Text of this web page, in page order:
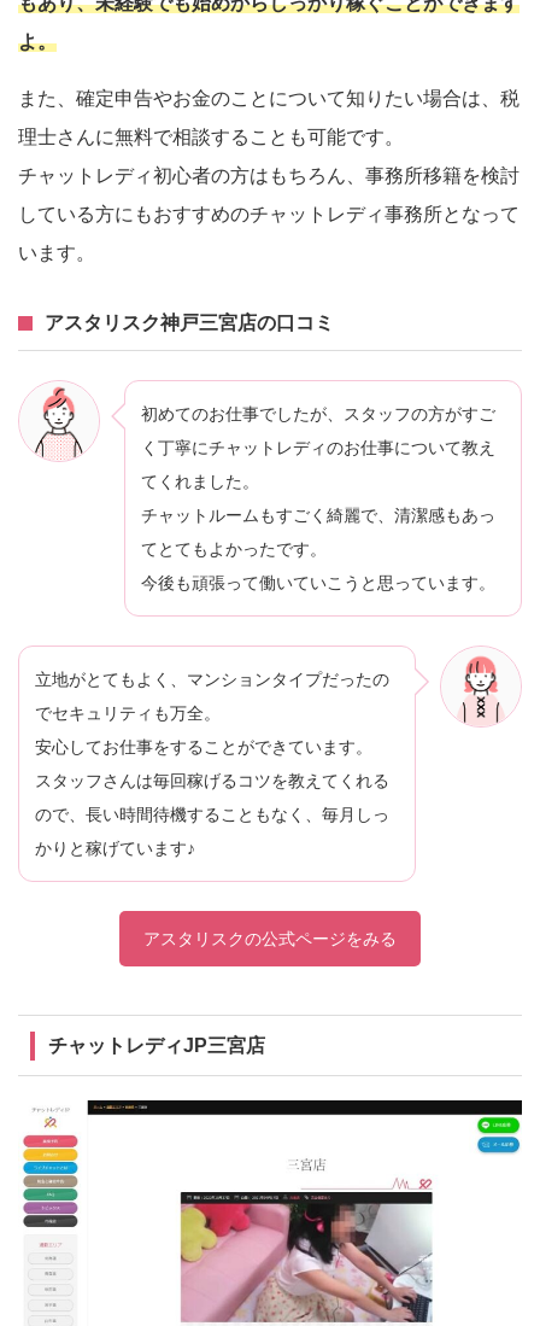
よ。
また、確定申告やお金のことについて知りたい場合は、税
理士さんに無料で相談することも可能です。
チャットレディ初心者の方はもちろん、事務所移籍を検討
している方にもおすすめのチャットレディ事務所となって
います。
アスタリスク神戸三宮店の口コミ
初めてのお仕事でしたが、スタッフの方がすご
く丁寧にチャットレディのお仕事について教え
てくれました。
チャットルームもすごく綺麗で、清潔感もあっ
てとてもよかったです。
今後も頑張って働いていこうと思っています。
立地がとてもよく、マンションタイプだったの
でセキュリティも万全。
安心してお仕事をすることができています。
スタッフさんは毎回稼げるコツを教えてくれる
ので、長い時間待機することもなく、毎月しっ
かりと稼げています♪
アスタリスクの公式ページをみる
チャットレディJP三宮店